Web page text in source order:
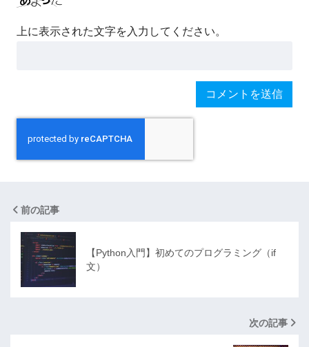
上に表示された文字を入力してください。
前の記事
【Python入門】初めてのプログラミング（if
文）
次の記事